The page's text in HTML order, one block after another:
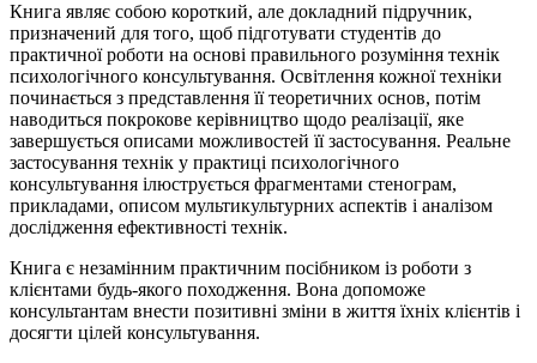
Книга являє собою короткий, але докладний підручник,
призначений для того, щоб підготувати студентів до
практичної роботи на основі правильного розуміння технік
психологічного консультування. Освітлення кожної техніки
починається з представлення її теоретичних основ, потім
наводиться покрокове керівництво щодо реалізації, яке
завершується описами можливостей її застосування. Реальне
застосування технік у практиці психологічного
консультування ілюструється фрагментами стенограм,
прикладами, описом мультикультурних аспектів і аналізом
дослідження ефективності технік.
Книга є незамінним практичним посібником із роботи з
клієнтами будь-якого походження. Вона допоможе
консультантам внести позитивні зміни в життя їхніх клієнтів і
досягти цілей консультування.